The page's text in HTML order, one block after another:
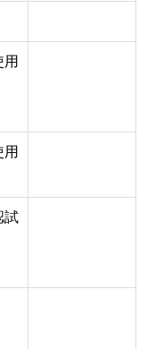
用
用
試